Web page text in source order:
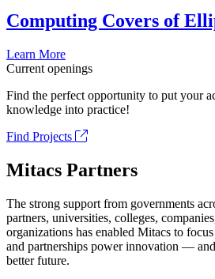
Computing Covers of
Learn More
Current openings
Find the perfect opportunity to put your
knowledge into practice!
Find Projects
Mitacs Partners
The strong support from governments
partners, universities, colleges,
organizations has enabled Mitacs to
and partnerships power innovation —
better future.